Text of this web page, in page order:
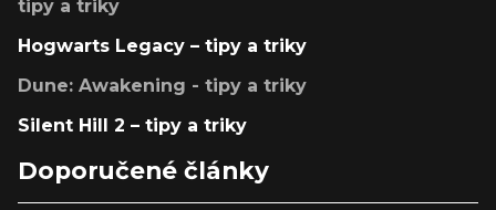
tipy a triky
Hogwarts Legacy – tipy a triky
Dune: Awakening - tipy a triky
Silent Hill 2 – tipy a triky
Doporučené články